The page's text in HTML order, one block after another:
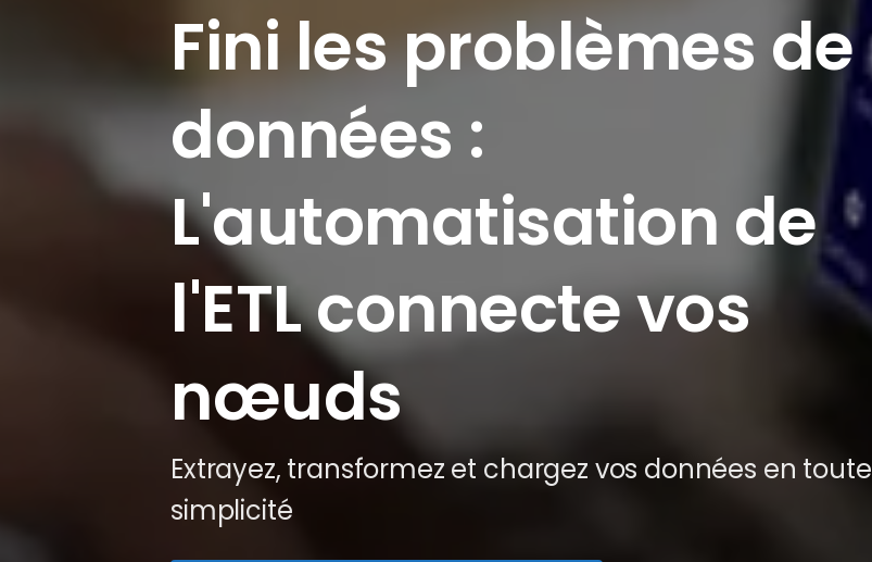
Fini lesproblèmes de
données :
L'automatisation de
l'ETLconnectevos
nœuds
Extrayez, transformez et chargez vos données en toute
simplicité